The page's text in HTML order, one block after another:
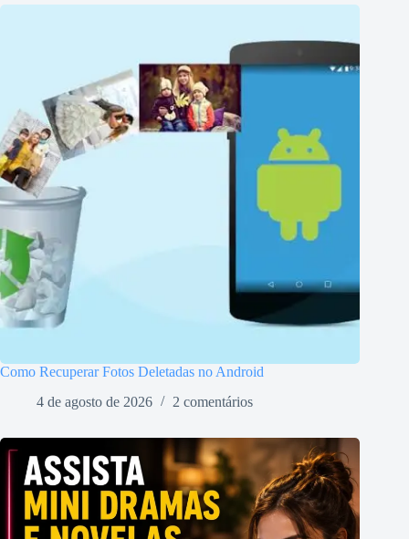
Como Recuperar Fotos Deletadas no Android
4 de agosto de 2026
2 comentários